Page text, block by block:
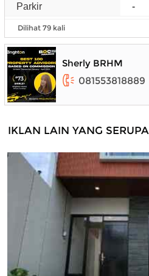
Parkir
-
Dilihat 79 kali
Sherly BRHM
081553818889
IKLAN LAIN YANG SERUPA